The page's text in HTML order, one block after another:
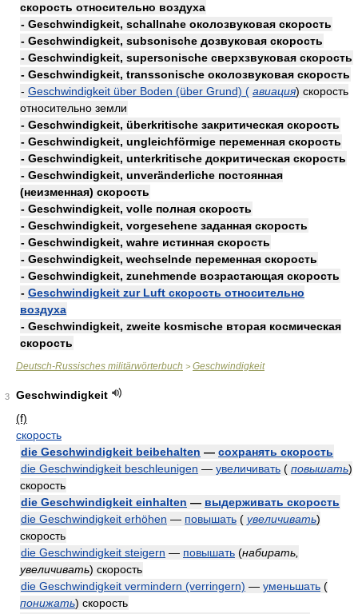
скорость относительно воздуха
- Geschwindigkeit, schallnahe околозвуковая скорость
- Geschwindigkeit, subsonische дозвуковая скорость
- Geschwindigkeit, supersonische сверхзвуковая скорость
- Geschwindigkeit, transsonische околозвуковая скорость
- Geschwindigkeit über Boden (über Grund) ( авиация) скорость
относительно земли
- Geschwindigkeit, überkritische закритическая скорость
- Geschwindigkeit, ungleichförmige переменная скорость
- Geschwindigkeit, unterkritische докритическая скорость
- Geschwindigkeit, unveränderliche постоянная
(неизменная) скорость
- Geschwindigkeit, volle полная скорость
- Geschwindigkeit, vorgesehene заданная скорость
- Geschwindigkeit, wahre истинная скорость
- Geschwindigkeit, wechselnde переменная скорость
- Geschwindigkeit, zunehmende возрастающая скорость
- Geschwindigkeit zur Luft скорость относительно
воздуха
- Geschwindigkeit, zweite kosmische вторая космическая
скорость
Deutsch-Russisches militärwörterbuch > Geschwindigkeit
3
Geschwindigkeit
(f)
скорость
die Geschwindigkeit beibehalten — сохранять скорость
die Geschwindigkeit beschleunigen — увеличивать ( повышать)
скорость
die Geschwindigkeit einhalten — выдерживать скорость
die Geschwindigkeit erhöhen — повышать ( увеличивать)
скорость
die Geschwindigkeit steigern — повышать (набирать,
увеличивать) скорость
die Geschwindigkeit vermindern (verringern) — уменьшать (
понижать) скорость